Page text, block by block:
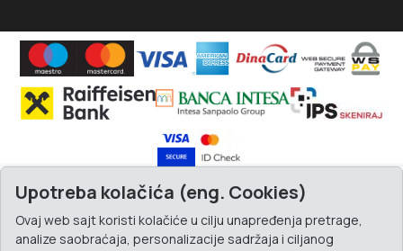
Upotreba kolačića (eng. Cookies)
Ovaj web sajt koristi kolačiće u cilju unapređenja pretrage,
analize saobraćaja, personalizacije sadržaja i ciljanog